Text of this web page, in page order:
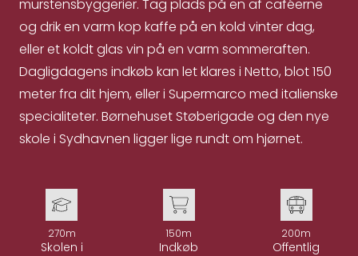
murstensbyggerier. Tag plads på en af caféerne
og drik en varm kop kaffe på en kold vinter dag,
eller et koldt glas vin på en varm sommeraften.
Dagligdagens indkøb kan let klares i Netto, blot 150
meter fra dit hjem, eller i Supermarco med italienske
specialiteter. Børnehuset Støberigade og den nye
skole i Sydhavnen ligger lige rundt om hjørnet.
270m
Skolen i
150m
Indkøb
200m
Offentlig